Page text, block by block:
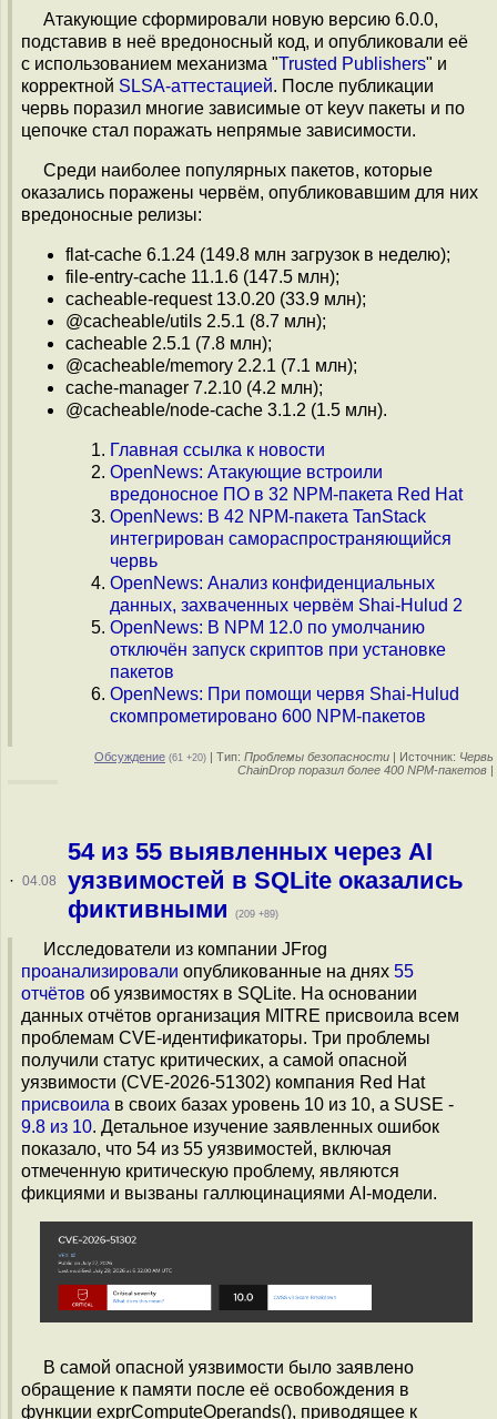
Атакующие сформировали новую версию 6.0.0,
подставив в неё вредоносный код, и опубликовали её
с использованием механизма "Trusted Publishers" и
корректной SLSA-аттестацией. После публикации
червь поразил многие зависимые от keyv пакеты и по
цепочке стал поражать непрямые зависимости.
Среди наиболее популярных пакетов, которые
оказались поражены червём, опубликовавшим для них
вредоносные релизы:
flat-cache 6.1.24 (149.8 млн загрузок в неделю);
file-entry-cache 11.1.6 (147.5 млн);
cacheable-request 13.0.20 (33.9 млн);
@cacheable/utils 2.5.1 (8.7 млн);
cacheable 2.5.1 (7.8 млн);
@cacheable/memory 2.2.1 (7.1 млн);
cache-manager 7.2.10 (4.2 млн);
@cacheable/node-cache 3.1.2 (1.5 млн).
Главная ссылка к новости
OpenNews: Атакующие встроили
вредоносное ПО в 32 NPM-пакета Red Hat
OpenNews: В 42 NPM-пакета TanStack
интегрирован самораспространяющийся
червь
OpenNews: Анализ конфиденциальных
данных, захваченных червём Shai-Hulud 2
OpenNews: В NPM 12.0 по умолчанию
отключён запуск скриптов при установке
пакетов
OpenNews: При помощи червя Shai-Hulud
скомпрометировано 600 NPM-пакетов
Обсуждение (61 +20) | Тип: Проблемы безопасности | Источник: Червь
ChainDrop поразил более 400 NPM-пакетов |
· 04.08
54 из 55 выявленных через AI
уязвимостей в SQLite оказались
фиктивными
(209 +89)
Исследователи из компании JFrog
проанализировали опубликованные на днях 55
отчётов об уязвимостях в SQLite. На основании
данных отчётов организация MITRE присвоила всем
проблемам CVE-идентификаторы. Три проблемы
получили статус критических, а самой опасной
уязвимости (CVE-2026-51302) компания Red Hat
присвоила в своих базах уровень 10 из 10, а SUSE -
9.8 из 10. Детальное изучение заявленных ошибок
показало, что 54 из 55 уязвимостей, включая
отмеченную критическую проблему, являются
фикциями и вызваны галлюцинациями AI-модели.
В самой опасной уязвимости было заявлено
обращение к памяти после её освобождения в
функции exprComputeOperands(), приводящее к